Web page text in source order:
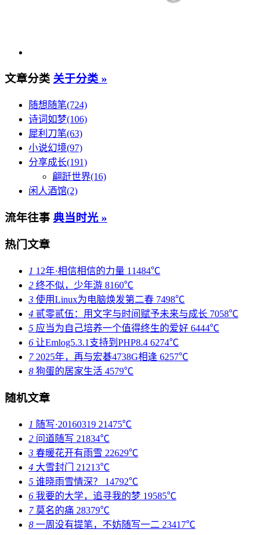
文章分类 关于分类 »
随想随笔(724)
诗词如梦(106)
犀利刀笔(63)
小说幻境(97)
分享成长(191)
翩跹世界(16)
闲人酒馆(2)
流年往事 典当时光 »
热门文章
1 12年·相信相信的力量 11484℃
2 终不似，少年游 8160℃
3 使用Linux为电脑焕发第二春 7498℃
4 贰零贰伍：用文字与时间赋予未来与成长 7058℃
5 应当为自己培养一个值得终生的爱好 6444℃
6 让Emlog5.3.1支持到PHP8.4 6274℃
72025年，再与宏碁4738G相逢 6257℃
8 狗蛋的居家生活 4579℃
随机文章
1 随写·20160319 21475℃
2 问道随写 21834℃
3 春暖花开有雨雪 22629℃
4 大雪封门 21213℃
5 谁晓雨雪情深？ 14792℃
6 我要的大学，追寻我的梦 19585℃
7莫名的痛 28379℃
8 一周没有提笔，不妨随写一二 23417℃